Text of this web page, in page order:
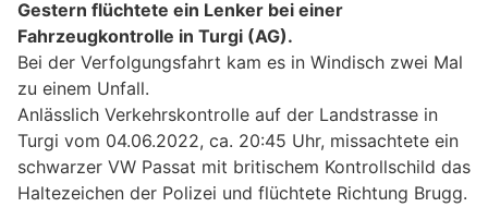
Gestern flüchtete ein Lenker bei einer
Fahrzeugkontrolle in Turgi (AG).
Bei der Verfolgungsfahrt kam es in Windisch zwei Mal
zu einem Unfall.
Anlässlich Verkehrskontrolle auf der Landstrasse in
Turgi vom 04.06.2022, ca. 20:45 Uhr, missachtete ein
schwarzer VW Passat mit britischem Kontrollschild das
Haltezeichen der Polizei und flüchtete Richtung Brugg.